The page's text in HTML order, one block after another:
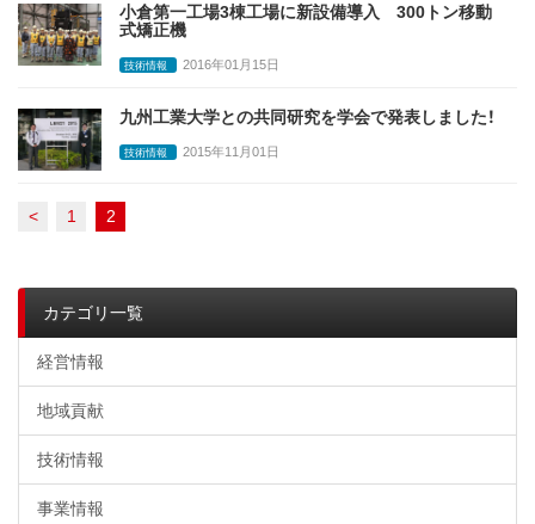
小倉第一工場3棟工場に新設備導入 300トン移動
式矯正機
技術情報 2016年01月15日
九州工業大学との共同研究を学会で発表しました！
技術情報 2015年11月01日
< 1 2
カテゴリ一覧
経営情報
地域貢献
技術情報
事業情報